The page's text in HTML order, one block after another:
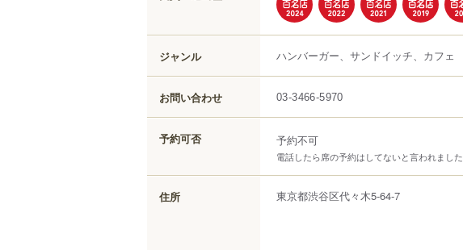
ジャンル ハンバーガー、サンドイッチ、カフェ
お問い合わせ 03-3466-5970
予約可否 予約不可
電話したら席の予約はしてないと言われました
住所 東京都渋谷区代々木5-64-7